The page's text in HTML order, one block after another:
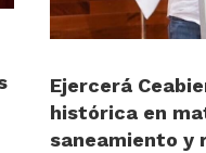
Ejercerá
histórica en
saneamiento y